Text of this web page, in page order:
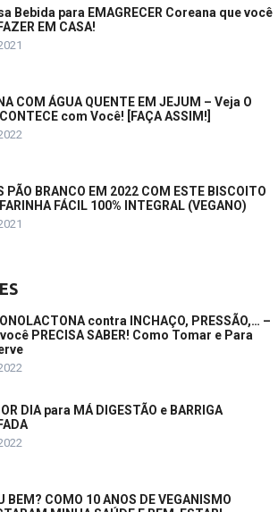
Bebida para EMAGRECER Coreana que você
EM CASA!
COM ÁGUA QUENTE EM JEJUM – Veja O
com Você! [FAÇA ASSIM!]
PÃO BRANCO EM 2022 COM ESTE BISCOITO
FÁCIL 100% INTEGRAL (VEGANO)
contra INCHAÇO, PRESSÃO,… –
PRECISA SABER! Como Tomar e Para
DIA para MÁ DIGESTÃO e BARRIGA
BEM? COMO 10 ANOS DE VEGANISMO